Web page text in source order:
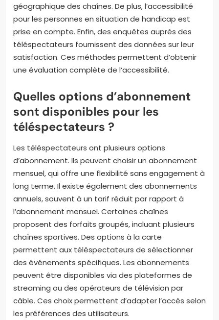
géographique des chaînes. De plus, l’accessibilité
pour les personnes en situation de handicap est
prise en compte. Enfin, des enquêtes auprès des
téléspectateurs fournissent des données sur leur
satisfaction. Ces méthodes permettent d’obtenir
une évaluation complète de l’accessibilité.
Quelles options d’abonnement
sont disponibles pour les
téléspectateurs ?
Les téléspectateurs ont plusieurs options
d’abonnement. Ils peuvent choisir un abonnement
mensuel, qui offre une flexibilité sans engagement à
long terme. Il existe également des abonnements
annuels, souvent à un tarif réduit par rapport à
l’abonnement mensuel. Certaines chaînes
proposent des forfaits groupés, incluant plusieurs
chaînes sportives. Des options à la carte
permettent aux téléspectateurs de sélectionner
des événements spécifiques. Les abonnements
peuvent être disponibles via des plateformes de
streaming ou des opérateurs de télévision par
câble. Ces choix permettent d’adapter l’accès selon
les préférences des utilisateurs.